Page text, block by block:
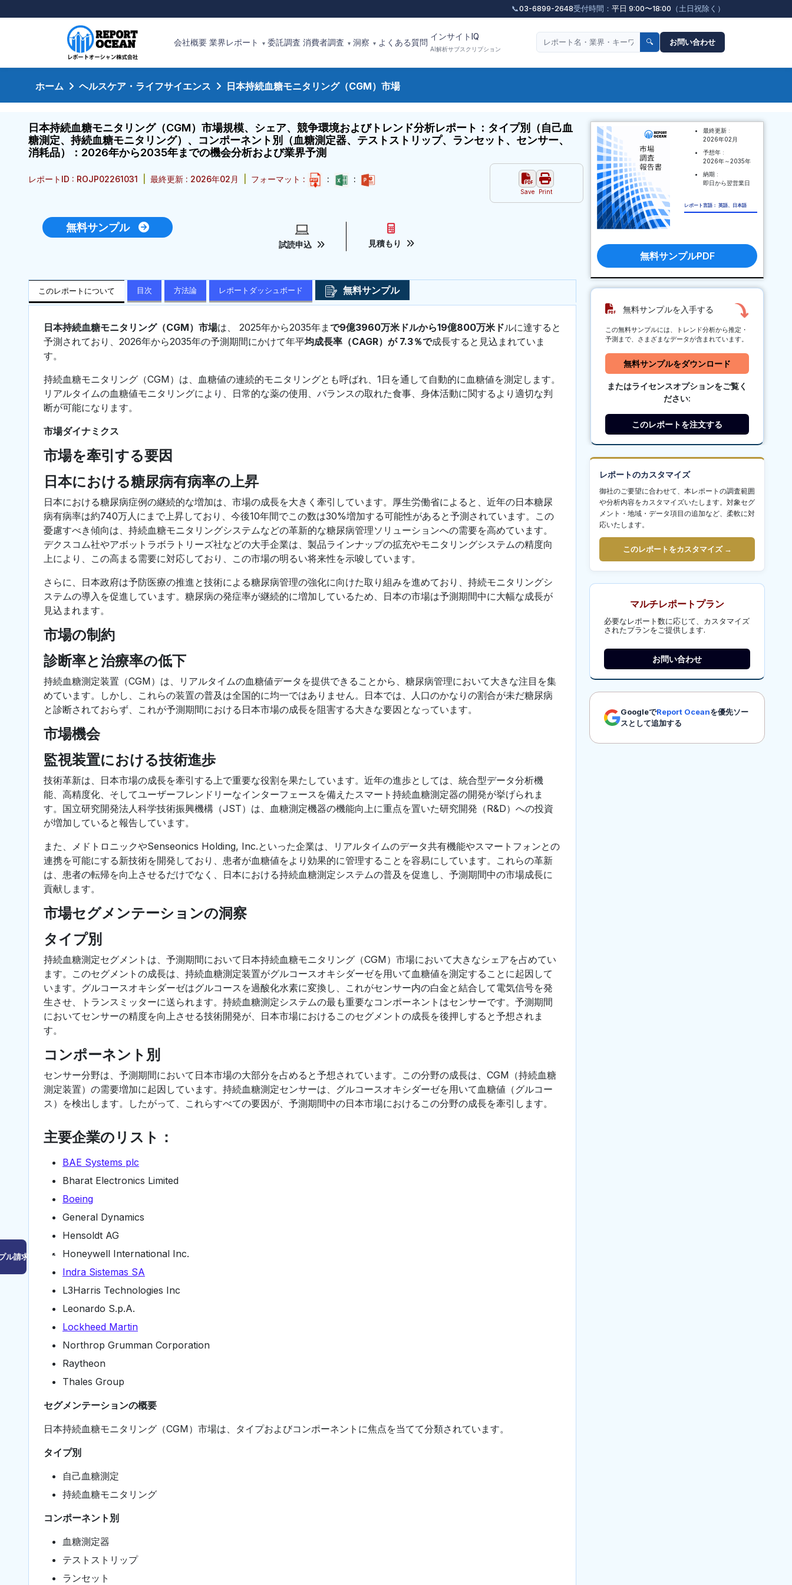
📞03-6899-2648受付時間： 平日 9:00〜18:00 （土日祝除く）
会社概要 業界レポート ▾ 委託調査 消費者調査 ▾ 洞察 ▾ よくある質問
インサイトIQ
AI解析サブスクリプション
🔍 お問い合わせ
ホーム ヘルスケア・ライフサイエンス 日本持続血糖モニタリング（CGM）市場
ル請求はこちら
日本持続血糖モニタリング（CGM）市場規模、シェア、競争環境およびトレンド分析レポート：タイプ別（自己血
糖測定、持続血糖モニタリング）、コンポーネント別（血糖測定器、テストストリップ、ランセット、センサー、
消耗品）：2026年から2035年までの機会分析および業界予測
レポートID : ROJP02261031 最終更新 : 2026年02月 フォーマット : : :
Save Print
無料サンプル
試読申込 見積もり
このレポートについて 目次 方法論 レポートダッシュボード 無料サンプル
日本持続血糖モニタリング（CGM）市場は、 2025年から2035年ま で9億3960万米ドルから19億800万米ドルに達すると
予測されており、2026年から2035年の予測期間にかけて年平均成長率（CAGR）が 7.3％で成長すると見込まれていま
す。
持続血糖モニタリング（CGM）は、血糖値の連続的モニタリングとも呼ばれ、1日を通して自動的に血糖値を測定します。
リアルタイムの血糖値モニタリングにより、日常的な薬の使用、バランスの取れた食事、身体活動に関するより適切な判
断が可能になります。
市場ダイナミクス
市場を牽引する要因
日本における糖尿病有病率の上昇
日本における糖尿病症例の継続的な増加は、市場の成長を大きく牽引しています。厚生労働省によると、近年の日本糖尿
病有病率は約740万人にまで上昇しており、今後10年間でこの数は30%増加する可能性があると予測されています。この
憂慮すべき傾向は、持続血糖モニタリングシステムなどの革新的な糖尿病管理ソリューションへの需要を高めています。
デクスコム社やアボットラボラトリーズ社などの大手企業は、製品ラインナップの拡充やモニタリングシステムの精度向
上により、この高まる需要に対応しており、この市場の明るい将来性を示唆しています。
さらに、日本政府は予防医療の推進と技術による糖尿病管理の強化に向けた取り組みを進めており、持続モニタリングシ
ステムの導入を促進しています。糖尿病の発症率が継続的に増加しているため、日本の市場は予測期間中に大幅な成長が
見込まれます。
市場の制約
診断率と治療率の低下
持続血糖測定装置（CGM）は、リアルタイムの血糖値データを提供できることから、糖尿病管理において大きな注目を集
めています。しかし、これらの装置の普及は全国的に均一ではありません。日本では、人口のかなりの割合が未だ糖尿病
と診断されておらず、これが予測期間における日本市場の成長を阻害する大きな要因となっています。
市場機会
監視装置における技術進歩
技術革新は、日本市場の成長を牽引する上で重要な役割を果たしています。近年の進歩としては、統合型データ分析機
能、高精度化、そしてユーザーフレンドリーなインターフェースを備えたスマート持続血糖測定器の開発が挙げられま
す。国立研究開発法人科学技術振興機構（JST）は、血糖測定機器の機能向上に重点を置いた研究開発（R&D）への投資
が増加していると報告しています。
また、メドトロニックやSenseonics Holding, Inc.といった企業は、リアルタイムのデータ共有機能やスマートフォンとの
連携を可能にする新技術を開発しており、患者が血糖値をより効果的に管理することを容易にしています。これらの革新
は、患者の転帰を向上させるだけでなく、日本における持続血糖測定システムの普及を促進し、予測期間中の市場成長に
貢献します。
市場セグメンテーションの洞察
タイプ別
持続血糖測定セグメントは、予測期間において日本持続血糖モニタリング（CGM）市場において大きなシェアを占めてい
ます。このセグメントの成長は、持続血糖測定装置がグルコースオキシダーゼを用いて血糖値を測定することに起因して
います。グルコースオキシダーゼはグルコースを過酸化水素に変換し、これがセンサー内の白金と結合して電気信号を発
生させ、トランスミッターに送られます。持続血糖測定システムの最も重要なコンポーネントはセンサーです。予測期間
においてセンサーの精度を向上させる技術開発が、日本市場におけるこのセグメントの成長を後押しすると予想されま
す。
コンポーネント別
センサー分野は、予測期間において日本市場の大部分を占めると予想されています。この分野の成長は、CGM（持続血糖
測定装置）の需要増加に起因しています。持続血糖測定センサーは、グルコースオキシダーゼを用いて血糖値（グルコー
ス）を検出します。したがって、これらすべての要因が、予測期間中の日本市場におけるこの分野の成長を牽引します。
主要企業のリスト：
BAE Systems plc
Bharat Electronics Limited
Boeing
General Dynamics
Hensoldt AG
Honeywell International Inc.
Indra Sistemas SA
L3Harris Technologies Inc
Leonardo S.p.A.
Lockheed Martin
Northrop Grumman Corporation
Raytheon
Thales Group
セグメンテーションの概要
日本持続血糖モニタリング（CGM）市場は、タイプおよびコンポーネントに焦点を当てて分類されています。
タイプ別
自己血糖測定
持続血糖モニタリング
コンポーネント別
血糖測定器
テストストリップ
ランセット
最終更新 :
2026年02月
予想年 :
2026年～2035年
納期 :
即日から翌営業日
レポート言語： 英語、日本語
無料サンプルPDF
無料サンプルを入手する
この無料サンプルには、トレンド分析から推定・
予測まで、さまざまなデータが含まれています。
無料サンプルをダウンロード
またはライセンスオプションをご覧く
ださい:
このレポートを注文する
レポートのカスタマイズ
御社のご要望に合わせて、本レポートの調査範囲
や分析内容をカスタマイズいたします。対象セグ
メント・地域・データ項目の追加など、柔軟に対
応いたします。
このレポートをカスタマイズ →
マルチレポートプラン
必要なレポート数に応じて、カスタマイズ
されたプランをご提供します.
お問い合わせ
GoogleでReport Oceanを優先ソー
スとして追加する